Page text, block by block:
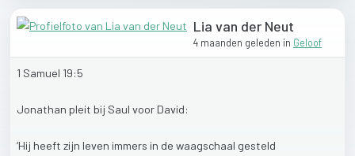
Lia van der Neut
4 maanden geleden in Geloof
1 Samuel 19:5
Jonathan pleit bij Saul voor David:
‘Hij heeft zijn leven immers in de waagschaal gesteld